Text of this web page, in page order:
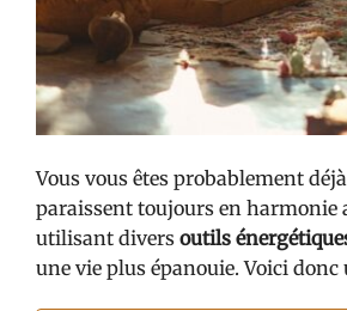
Vous vous êtes probablement
paraissent toujours en harmonie
utilisant divers outils
une vie plus épanouie. Voici